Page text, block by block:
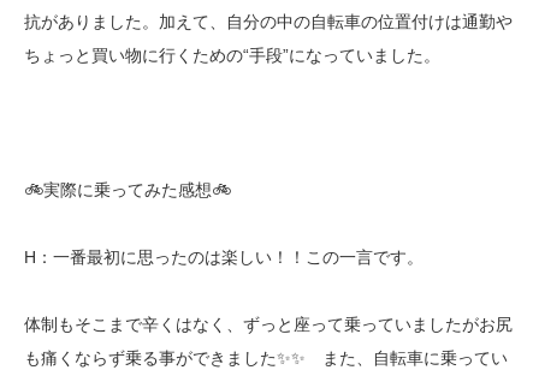
抗がありました。加えて、自分の中の自転車の位置付けは通勤や
ちょっと買い物に行くための“手段”になっていました。
🚲実際に乗ってみた感想🚲
H：一番最初に思ったのは楽しい！！この一言です。
体制もそこまで辛くはなく、ずっと座って乗っていましたがお尻
も痛くならず乗る事ができました✨✨ また、自転車に乗ってい